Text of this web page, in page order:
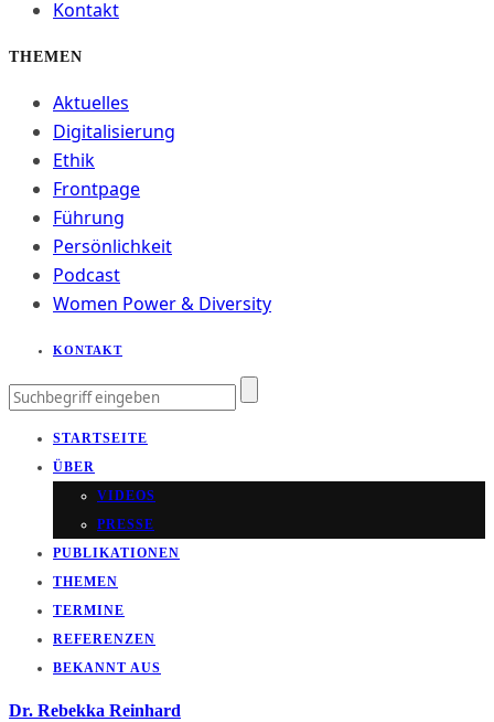
Kontakt
THEMEN
Aktuelles
Digitalisierung
Ethik
Frontpage
Führung
Persönlichkeit
Podcast
Women Power & Diversity
KONTAKT
STARTSEITE
ÜBER
VIDEOS
PRESSE
PUBLIKATIONEN
THEMEN
TERMINE
REFERENZEN
BEKANNT AUS
Dr. Rebekka Reinhard